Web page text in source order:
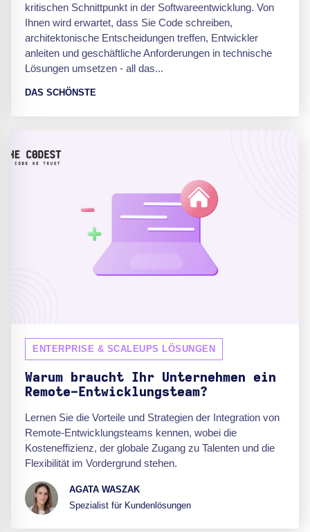
kritischen Schnittpunkt in der Softwareentwicklung. Von
Ihnen wird erwartet, dass Sie Code schreiben,
architektonische Entscheidungen treffen, Entwickler
anleiten und geschäftliche Anforderungen in technische
Lösungen umsetzen - all das...
DAS SCHÖNSTE
ENTERPRISE & SCALEUPS LÖSUNGEN
Warum braucht Ihr Unternehmen ein
Remote-Entwicklungsteam?
Lernen Sie die Vorteile und Strategien der Integration von
Remote-Entwicklungsteams kennen, wobei die
Kosteneffizienz, der globale Zugang zu Talenten und die
Flexibilität im Vordergrund stehen.
AGATA WASZAK
Spezialist für Kundenlösungen